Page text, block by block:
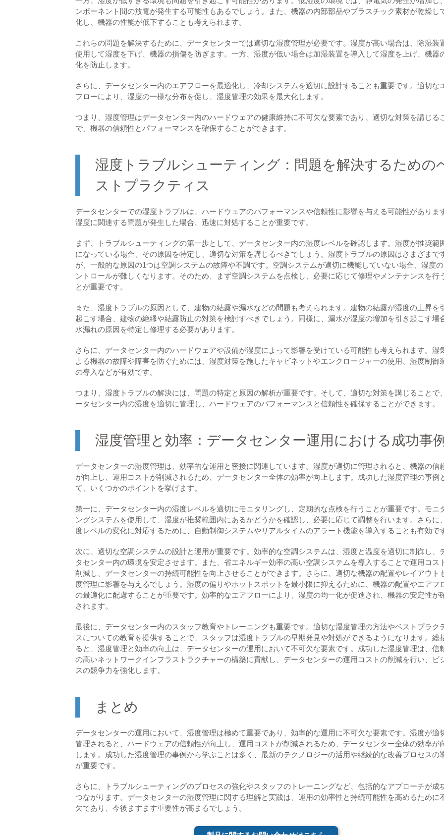
ンポーネント間の放電が発生する可能性もあるでしょう。また、機器の内部部品やプラスチック素材が乾燥し
化し、機器の性能が低下することも考えられます。
これらの問題を解決するために、データセンターでは適切な湿度管理が必要です。湿度が高い場合は、除湿装
使用して湿度を下げ、機器の損傷を防ぎます。一方、湿度が低い場合は加湿装置を導入して湿度を上げ、機器
化を防止します。
さらに、データセンター内のエアフローを最適化し、冷却システムを適切に設計することも重要です。適切な
フローにより、湿度の一様な分布を促し、湿度管理の効果を最大化します。
つまり、湿度管理はデータセンター内のハードウェアの健康維持に不可欠な要素であり、適切な対策を講じる
で、機器の信頼性とパフォーマンスを確保することができます。
湿度トラブルシューティング：問題を解決するための
ストプラクティス
データセンターでの湿度トラブルは、ハードウェアのパフォーマンスや信頼性に影響を与える可能性がありま
湿度に関連する問題が発生した場合、迅速に対処することが重要です。
まず、トラブルシューティングの第一歩として、データセンター内の湿度レベルを確認します。湿度が推奨範
になっている場合、その原因を特定し、適切な対策を講じるべきでしょう。湿度トラブルの原因はさまざまで
が、一般的な原因の1つは空調システムの故障や不調です。空調システムが適切に機能していない場合、湿度の
ントロールが難しくなります。そのため、まず空調システムを点検し、必要に応じて修理やメンテナンスを行
とが重要です。
また、湿度トラブルの原因として、建物の結露や漏水などの問題も考えられます。建物の結露が湿度の上昇を
起こす場合、建物の絶縁や結露防止の対策を検討すべきでしょう。同様に、漏水が湿度の増加を引き起こす場
水漏れの原因を特定し修理する必要があります。
さらに、データセンター内のハードウェアや設備が湿度によって影響を受けている可能性も考えられます。湿
よる機器の故障や障害を防ぐためには、湿度対策を施したキャビネットやエンクロージャーの使用、湿度制御
の導入などが有効です。
つまり、湿度トラブルの解決には、問題の特定と原因の解析が重要です。そして、適切な対策を講じることで
ータセンター内の湿度を適切に管理し、ハードウェアのパフォーマンスと信頼性を確保することができます。
湿度管理と効率：データセンター運用における成功事例
データセンターの湿度管理は、効率的な運用と密接に関連しています。湿度が適切に管理されると、機器の信
が向上し、運用コストが削減されるため、データセンター全体の効率が向上します。成功した湿度管理の事例
て、いくつかのポイントを挙げます。
第一に、データセンター内の湿度レベルを適切にモニタリングし、定期的な点検を行うことが重要です。モニ
ングシステムを使用して、湿度が推奨範囲内にあるかどうかを確認し、必要に応じて調整を行います。さらに
度レベルの変化に対応するために、自動制御システムやリアルタイムのアラート機能を導入することも有効で
次に、適切な空調システムの設計と運用が重要です。効率的な空調システムは、湿度と温度を適切に制御し、
タセンター内の環境を安定させます。また、省エネルギー効率の高い空調システムを導入することで運用コス
削減し、データセンターの持続可能性を向上させることができます。さらに、適切な機器の配置やレイアウト
度管理に影響を与えるでしょう。湿度の偏りやホットスポットを最小限に抑えるために、機器の配置やエアフ
の最適化に配慮することが重要です。効率的なエアフローにより、湿度の均一化が促進され、機器の安定性が
されます。
最後に、データセンター内のスタッフ教育やトレーニングも重要です。適切な湿度管理の方法やベストプラク
スについての教育を提供することで、スタッフは湿度トラブルの早期発見や対処ができるようになります。総
ると、湿度管理と効率の向上は、データセンターの運用において不可欠な要素です。成功した湿度管理は、信
の高いネットワークインフラストラクチャーの構築に貢献し、データセンターの運用コストの削減を行い、ビ
スの競争力を強化します。
まとめ
データセンターの運用において、湿度管理は極めて重要であり、効率的な運用に不可欠な要素です。湿度が適
管理されると、ハードウェアの信頼性が向上し、運用コストが削減されるため、データセンター全体の効率が
します。成功した湿度管理の事例から学ぶことは多く、最新のテクノロジーの活用や継続的な改善プロセスの
が重要です。
さらに、トラブルシューティングのプロセスの強化やスタッフのトレーニングなど、包括的なアプローチが成
つながります。データセンターの湿度管理に関する理解と実践は、運用の効率性と持続可能性を高めるために
欠であり、今後ますます重要性が高まるでしょう。